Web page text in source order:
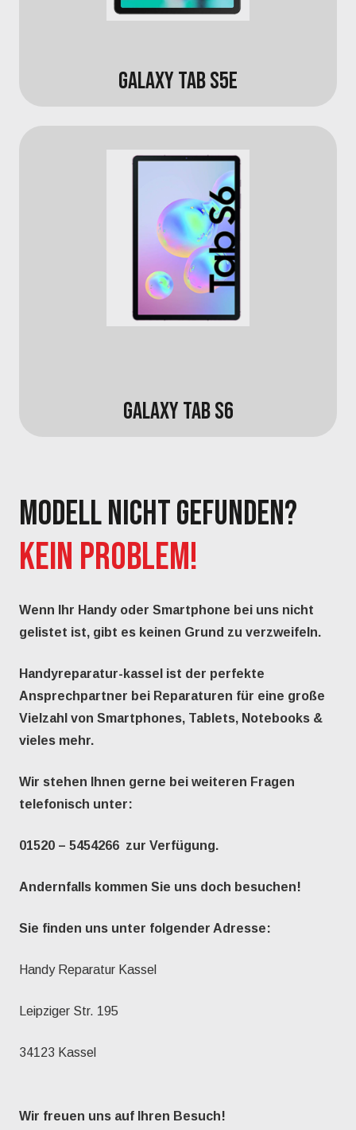
GALAXY TAB S5E
GALAXY TAB S6
MODELL NICHT GEFUNDEN?
KEIN PROBLEM!
Wenn Ihr Handy oder Smartphone bei uns nicht
gelistet ist, gibt es keinen Grund zu verzweifeln.
Handyreparatur-kassel ist der perfekte
Ansprechpartner bei Reparaturen für eine große
Vielzahl von Smartphones, Tablets, Notebooks &
vieles mehr.
Wir stehen Ihnen gerne bei weiteren Fragen
telefonisch unter:
01520 – 5454266 zur Verfügung.
Andernfalls kommen Sie uns doch besuchen!
Sie finden uns unter folgender Adresse:
Handy Reparatur Kassel
Leipziger Str. 195
34123 Kassel
Wir freuen uns auf Ihren Besuch!